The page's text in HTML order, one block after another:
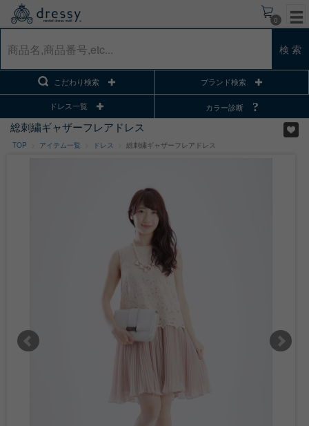
0
検 索
こだわり検索 ブランド検索
ドレス一覧 カラー診断
総刺繍ギャザーフレアドレス
TOP アイテム一覧 ドレス 総刺繍ギャザーフレアドレス